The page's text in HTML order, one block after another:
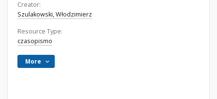
Creator:
Szulakowski, Włodzimierz
Resource Type:
czasopismo
More